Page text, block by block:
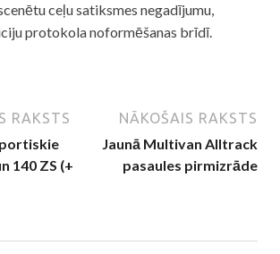
ceļu satiksmes negadījumu,
protokola noformēšanas brīdī.
RAKSTS
140 ZS (+
NĀKOŠAIS RAKSTS
Jaunā Multivan Alltrack
pasaules pirmizrāde